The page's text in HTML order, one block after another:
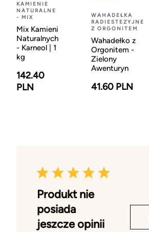
KAMIENIE
NATURALNE
- MIX
Mix Kamieni
Naturalnych
- Karneol | 1
kg
142.40
PLN
WAHADEŁKA
RADIESTEZYJNE
Z ORGONITEM
Wahadełko z
Orgonitem -
Zielony
Awenturyn
41.60 PLN
Produkt nie
posiada
jeszcze opinii